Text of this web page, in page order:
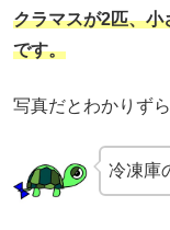
クラマスが2匹、小
です。
写真だとわかりず
冷凍庫